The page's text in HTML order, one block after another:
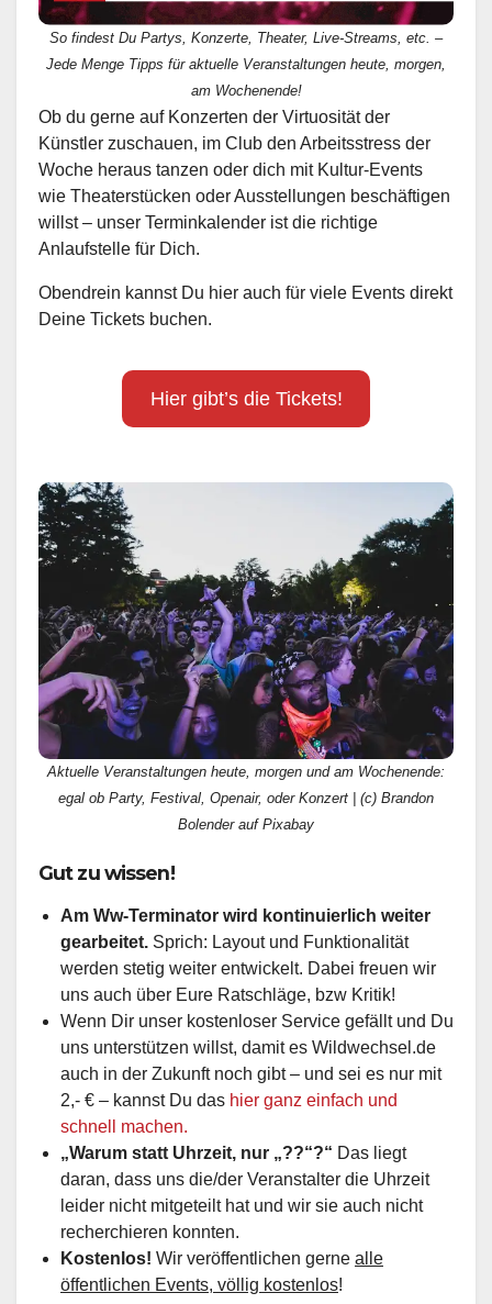
So findest Du Partys, Konzerte, Theater, Live-Streams, etc. –
Jede Menge Tipps für aktuelle Veranstaltungen heute, morgen,
am Wochenende!
Ob du gerne auf Konzerten der Virtuosität der
Künstler zuschauen, im Club den Arbeitsstress der
Woche heraus tanzen oder dich mit Kultur-Events
wie Theaterstücken oder Ausstellungen beschäftigen
willst – unser Terminkalender ist die richtige
Anlaufstelle für Dich.
Obendrein kannst Du hier auch für viele Events direkt
Deine Tickets buchen.
Hier gibt’s die Tickets!
Aktuelle Veranstaltungen heute, morgen und am Wochenende:
egal ob Party, Festival, Openair, oder Konzert | (c) Brandon
Bolender auf Pixabay
Gut zu wissen!
Am Ww-Terminator wird kontinuierlich weiter
gearbeitet. Sprich: Layout und Funktionalität
werden stetig weiter entwickelt. Dabei freuen wir
uns auch über Eure Ratschläge, bzw Kritik!
Wenn Dir unser kostenloser Service gefällt und Du
uns unterstützen willst, damit es Wildwechsel.de
auch in der Zukunft noch gibt – und sei es nur mit
2,- € – kannst Du das hier ganz einfach und
schnell machen.
„Warum statt Uhrzeit, nur „??“?“ Das liegt
daran, dass uns die/der Veranstalter die Uhrzeit
leider nicht mitgeteilt hat und wir sie auch nicht
recherchieren konnten.
Kostenlos! Wir veröffentlichen gerne alle
öffentlichen Events, völlig kostenlos!